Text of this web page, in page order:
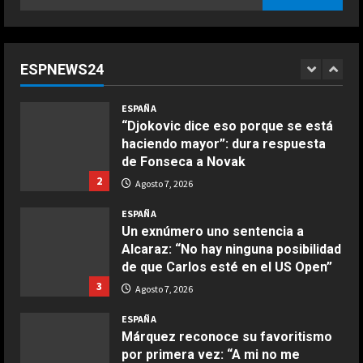
ESPNEWS24
ESPAÑA
“Djokovic dice eso porque se está
haciendo mayor”: dura respuesta
Agosto 7, 2026
ESPAÑA
Un exnúmero uno sentencia a
Alcaraz: “No hay ninguna posibilidad
de que Carlos esté en el US Open”
Agosto 7, 2026
ESPAÑA
Márquez reconoce su favoritismo
por primera vez: “A mi no me
cambia la vida…”
Agosto 7, 2026
ESPAÑA
2
3
COCINA
Boquerones fritos en freidora de
aire
Aprile 24, 2026
4
COCINA
Buñuelos de alcachofas
Aprile 5, 2026
COCINA